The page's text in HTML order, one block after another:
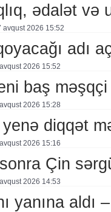
ədalət
avqust 2026 15:52
adı
2026 15:52
baş məşqçi
2026 15:28
diqqət
2026 15:16
Çin
2026 14:53
yanına aldı